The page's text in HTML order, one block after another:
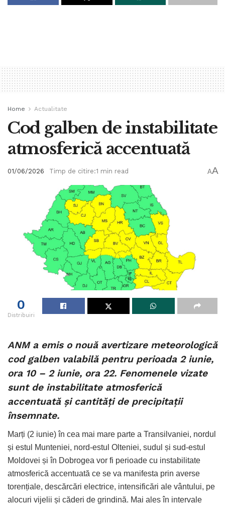
Home Actualitate
Cod galben de instabilitate
atmosferică accentuată
01/06/2026 Timp de citire:1 min read AA
0
Distribuiri
ANM a emis o nouă avertizare meteorologică
cod galben valabilă pentru perioada 2 iunie,
ora 10 – 2 iunie, ora 22. Fenomenele vizate
sunt de instabilitate atmosferică
accentuată și cantități de precipitații
însemnate.
Marți (2 iunie) în cea mai mare parte a Transilvaniei, nordul
și estul Munteniei, nord-estul Olteniei, sudul și sud-estul
Moldovei și în Dobrogea vor fi perioade cu instabilitate
atmosferică accentuată ce se va manifesta prin averse
torențiale, descărcări electrice, intensificări ale vântului, pe
alocuri vijelii și căderi de grindină. Mai ales în intervale